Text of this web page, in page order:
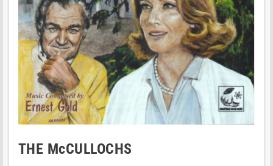
THE McCULLOCHS